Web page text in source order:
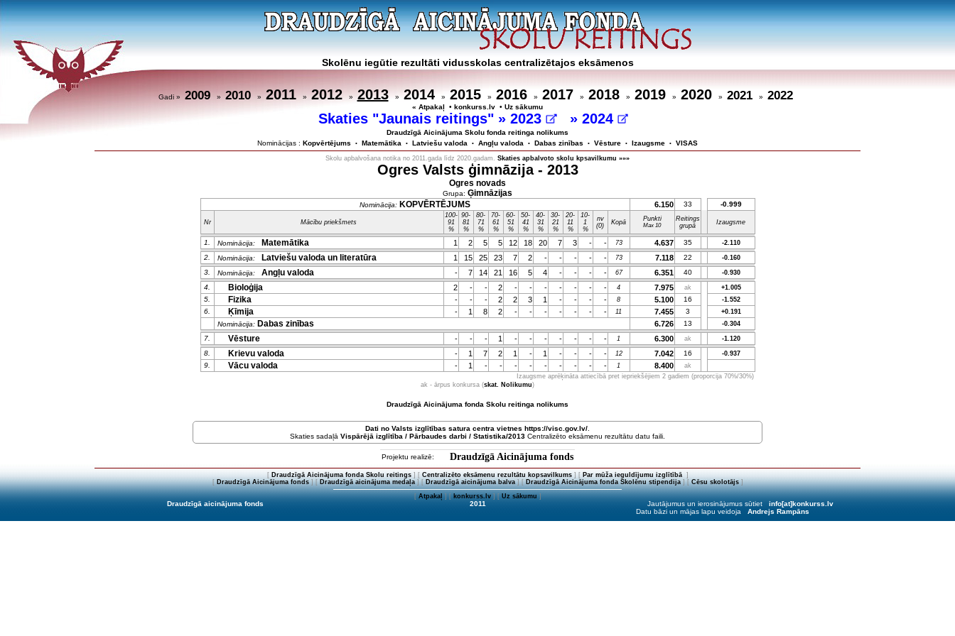
Skolēnu iegūtie rezultāti vidusskolas centralizētajos eksāmenos
Gadi » 2009» 2010» 2011» 2012» 2013» 2014» 2015» 2016» 2017 » 2018» 2019» 2020» 2021» 2022
« Atpakaļ • konkurss.lv • Uz sākumu
Skaties "Jaunais reitings" »2023 » 2024
Draudzīgā Aicinājuma Skolu fonda reitinga nolikums
Nominācijas : Kopvērtējums • Matemātika • Latviešu valoda • Angļu valoda • Dabas zinības • Vēsture • Izaugsme • VISAS
Skolu apbalvošana notika no 2011.gada līdz 2020.gadam. Skaties apbalvoto skolu kpsavilkumu »»»
Ogres Valsts ģimnāzija - 2013
Ogres novads
Grupa: Ģimnāzijas
Nominācija: KOPVĒRTĒJUMS 6.150 33 -0.999
Nr Mācību priekšmets
100-
91
%
90-
81
%
80-
71
%
70-
61
%
60-
51
%
50-
41
%
40-
31
%
30-
21
%
20-
11
%
10-
1
%
nv
(0)
Kopā Punkti
Max 10
Reitings
grupā
Izaugsme
1. Nominācija: Matemātika 1 2 5 5 12 18 20 7 3 - - 73 4.637 35 -2.110
2. Nominācija: Latviešu valoda un literatūra 1 15 25 23 7 2 - - - - - 73 7.118 22 -0.160
3. Nominācija: Angļu valoda - 7 14 21 16 5 4 - - - - 67 6.351 40 -0.930
4. Bioloģija 2 - - 2 - - - - - - - 4 7.975 ak +1.005
5. Fizika - - - 2 2 3 1 - - - - 8 5.100 16 -1.552
6. Ķīmija - 1 8 2 - - - - - - - 11 7.455 3 +0.191
Nominācija: Dabas zinības 6.726 13 -0.304
7. Vēsture - - - 1 - - - - - - - 1 6.300 ak -1.120
8. Krievu valoda - 1 7 2 1 - 1 - - - - 12 7.042 16 -0.937
9. Vācu valoda - 1 - - - - - - - - - 1 8.400
ak
Izaugsme aprēķināta attiecībā pret iepriekšējiem 2 gadiem (proporcija 70%/30%)
ak - ārpus konkursa (skat. Nolikumu)
Draudzīgā Aicinājuma fonda Skolu reitinga nolikums
Dati no Valsts izglītības satura centra vietnes https://visc.gov.lv/
Skaties sadaļā Vispārējā izglītība / Pārbaudes darbi / Statistika/2013 Centralizēto eksāmenu rezultātu datu faili.
Projektu realizē: Draudzīgā Aicinājuma fonds
[ Draudzīgā Aicinājuma fonda Skolu reitings] [ Centralizēto eksāmenu rezultātu kopsavilkums] [ Par mūža ieguldījumu izglītībā ]
[Draudzīgā Aicinājuma fonds] [Draudzīgā aicinājuma medaļa] [Draudzīgā aicinājuma balva] [Draudzīgā Aicinājuma fonda Skolēnu stipendija] [Cēsu skolotājs]
[Atpakaļ] [konkurss.lv] [Uz sākumu]
Draudzīgā aicinājuma fonds 2011 Jautājumus un ierosinājumus sūtiet info[at]konkurss.lv
Datu bāzi un mājas lapu veidoja Andrejs Rampāns